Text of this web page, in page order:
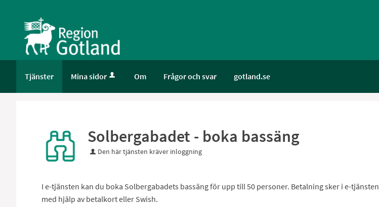
tjänster
-
GotlandTjänster Mina sidor Om Frågor och svar gotland.se
Solbergabadet - boka bassäng
Den här tjänsten kräver inloggning
I e-tjänsten kan du boka Solbergabadets bassäng för upp till 50 personer. Betalning sker i e-tjänsten
med hjälp av betalkort eller Swish.